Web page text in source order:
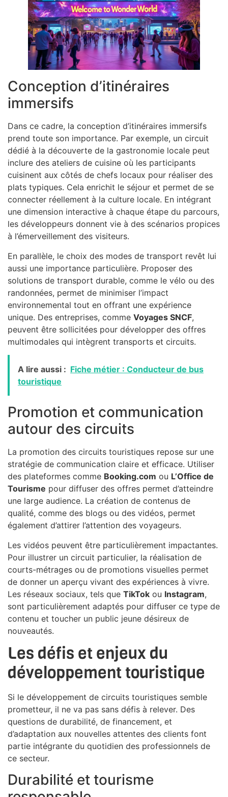
Conception d’itinéraires
immersifs
Dans ce cadre, la conception d’itinéraires immersifs
prend toute son importance. Par exemple, un circuit
dédié à la découverte de la gastronomie locale peut
inclure des ateliers de cuisine où les participants
cuisinent aux côtés de chefs locaux pour réaliser des
plats typiques. Cela enrichit le séjour et permet de se
connecter réellement à la culture locale. En intégrant
une dimension interactive à chaque étape du parcours,
les développeurs donnent vie à des scénarios propices
à l’émerveillement des visiteurs.
En parallèle, le choix des modes de transport revêt lui
aussi une importance particulière. Proposer des
solutions de transport durable, comme le vélo ou des
randonnées, permet de minimiser l’impact
environnemental tout en offrant une expérience
unique. Des entreprises, comme Voyages SNCF,
peuvent être sollicitées pour développer des offres
multimodales qui intègrent transports et circuits.
A lire aussi : Fiche métier : Conducteur de bus
touristique
Promotion et communication
autour des circuits
La promotion des circuits touristiques repose sur une
stratégie de communication claire et efficace. Utiliser
des plateformes comme Booking.com ou L’Office de
Tourisme pour diffuser des offres permet d’atteindre
une large audience. La création de contenus de
qualité, comme des blogs ou des vidéos, permet
également d’attirer l’attention des voyageurs.
Les vidéos peuvent être particulièrement impactantes.
Pour illustrer un circuit particulier, la réalisation de
courts-métrages ou de promotions visuelles permet
de donner un aperçu vivant des expériences à vivre.
Les réseaux sociaux, tels que TikTok ou Instagram,
sont particulièrement adaptés pour diffuser ce type de
contenu et toucher un public jeune désireux de
nouveautés.
Les défis et enjeux du
développement touristique
Si le développement de circuits touristiques semble
prometteur, il ne va pas sans défis à relever. Des
questions de durabilité, de financement, et
d’adaptation aux nouvelles attentes des clients font
partie intégrante du quotidien des professionnels de
ce secteur.
Durabilité et tourisme